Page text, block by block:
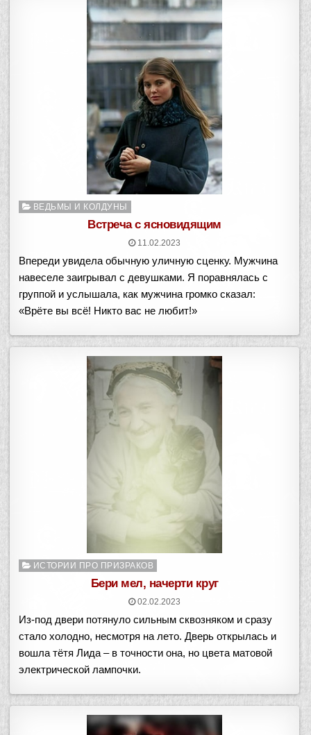
Опубликовано
ВЕДЬМЫ И КОЛДУНЫ
Встреча с ясновидящим
11.02.2023
Впереди увидела обычную уличную сценку. Мужчина
навеселе заигрывал с девушками. Я поравнялась с
группой и услышала, как мужчина громко сказал:
«Врёте вы всё! Никто вас не любит!»
Опубликовано
ИСТОРИИ ПРО ПРИЗРАКОВ
Бери мел, начерти круг
02.02.2023
Из-под двери потянуло сильным сквозняком и сразу
стало холодно, несмотря на лето. Дверь открылась и
вошла тётя Лида – в точности она, но цвета матовой
электрической лампочки.